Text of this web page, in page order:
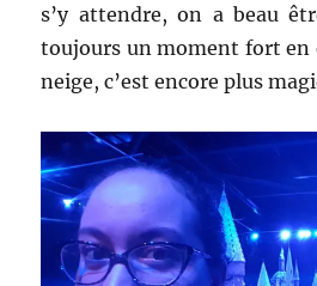
s’y attendre, on a beau
toujours un moment fort en
neige, c’est encore plus